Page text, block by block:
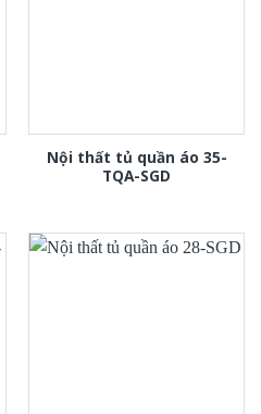
Nội thất tủ quần áo 35-
TQA-SGD